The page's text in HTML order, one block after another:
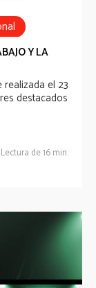
Y LA
el 23
destacados
Lectura de 16 min.